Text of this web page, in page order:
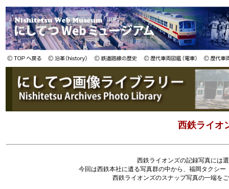
西鉄ライオ
西鉄ライオンズの記録写真には
今回は西鉄本社に遺る写真群の中から、福岡タクシ
西鉄ライオンズのスナップ写真の一端を